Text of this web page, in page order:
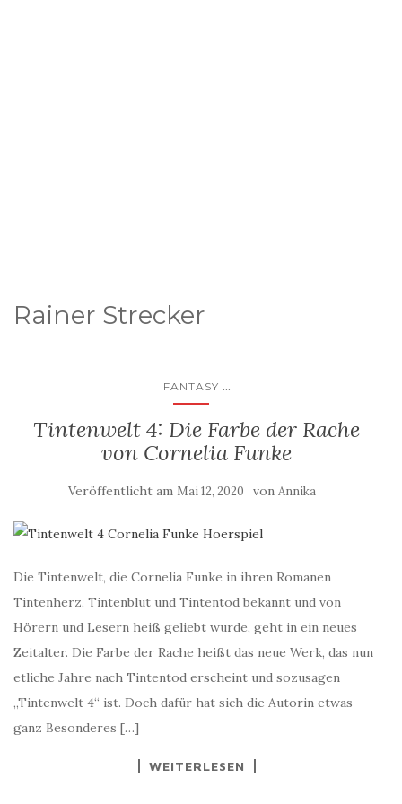
Rainer Strecker
FANTASY ...
Tintenwelt 4: Die Farbe der Rache
von Cornelia Funke
Veröffentlicht am Mai 12, 2020 von Annika
Die Tintenwelt, die Cornelia Funke in ihren Romanen
Tintenherz, Tintenblut und Tintentod bekannt und von
Hörern und Lesern heiß geliebt wurde, geht in ein neues
Zeitalter. Die Farbe der Rache heißt das neue Werk, das nun
etliche Jahre nach Tintentod erscheint und sozusagen
„Tintenwelt 4“ ist. Doch dafür hat sich die Autorin etwas
ganz Besonderes […]
WEITERLESEN